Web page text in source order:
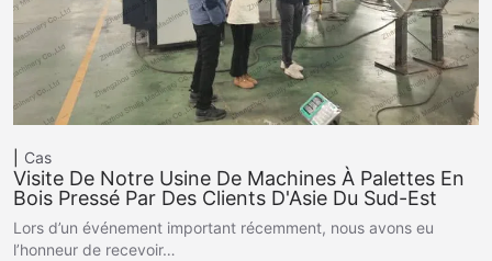
Cas
Visite De Notre Usine De Machines À Palettes En
Bois Pressé Par Des Clients D'Asie Du Sud-Est
Lors d’un événement important récemment, nous avons eu
l’honneur de recevoir…